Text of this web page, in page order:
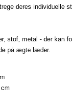
deres individuelle
stof, metal - der kan
på ægte læder.
cm